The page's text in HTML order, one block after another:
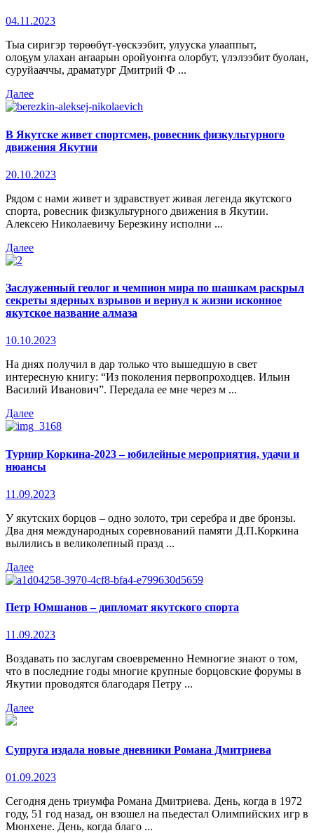
04.11.2023
Тыа сиригэр төрөөбүт-үөскээбит, улууска улааппыт,
олоҕум улахан аҥаарын оройуоҥҥа олорбут, үлэлээбит буолан,
суруйааччы, драматург Дмитрий Ф ...
Далее
В Якутске живет спортсмен, ровесник физкультурного
движения Якутии
20.10.2023
Рядом с нами живет и здравствует живая легенда якутского
спорта, ровесник физкультурного движения в Якутии.
Алексею Николаевичу Березкину исполни ...
Далее
Заслуженный геолог и чемпион мира по шашкам раскрыл
секреты ядерных взрывов и вернул к жизни исконное
якутское название алмаза
10.10.2023
На днях получил в дар только что вышедшую в свет
интересную книгу: “Из поколения первопроходцев. Ильин
Василий Иванович”. Передала ее мне через м ...
Далее
Турнир Коркина-2023 – юбилейные мероприятия, удачи и
нюансы
11.09.2023
У якутских борцов – одно золото, три серебра и две бронзы.
Два дня международных соревнований памяти Д.П.Коркина
вылились в великолепный празд ...
Далее
Петр Юмшанов – дипломат якутского спорта
11.09.2023
Воздавать по заслугам своевременно Немногие знают о том,
что в последние годы многие крупные борцовские форумы в
Якутии проводятся благодаря Петру ...
Далее
Супруга издала новые дневники Романа Дмитриева
01.09.2023
Сегодня день триумфа Романа Дмитриева. День, когда в 1972
году, 51 год назад, он взошел на пьедестал Олимпийских игр в
Мюнхене. День, когда благо ...